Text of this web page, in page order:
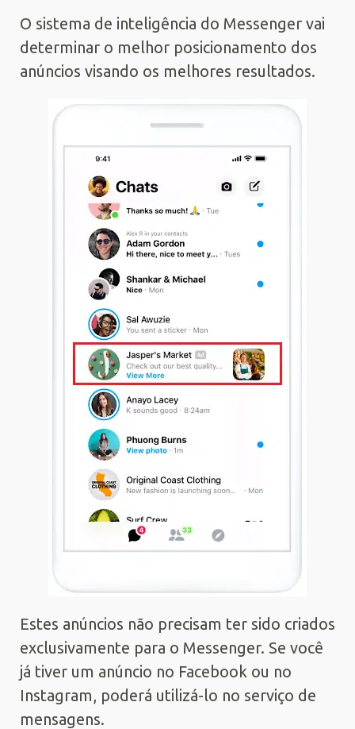
O sistema de inteligência do Messenger vai
determinar o melhor posicionamento dos
anúncios visando os melhores resultados.
Estes anúncios não precisam ter sido criados
exclusivamente para o Messenger. Se você
já tiver um anúncio no Facebook ou no
Instagram, poderá utilizá-lo no serviço de
mensagens.